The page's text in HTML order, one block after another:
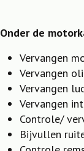
Onder de
Vervangen
Vervangen
Vervangen
Vervangen
Controle/
Bijvullen